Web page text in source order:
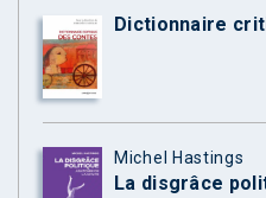
Dictionnaire
Michel Hastings
La disgrâce